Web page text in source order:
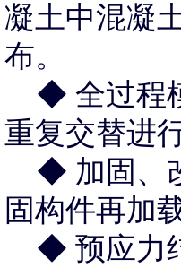
凝土中混凝
布。
◆ 全过程
重复交替进
◆ 加固、
固构件再加
◆ 预应力